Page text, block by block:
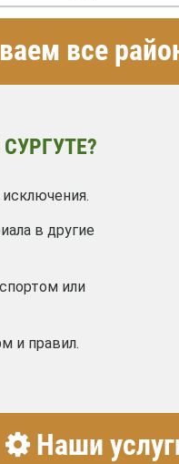
все
в другие
или
и правил.
Наши